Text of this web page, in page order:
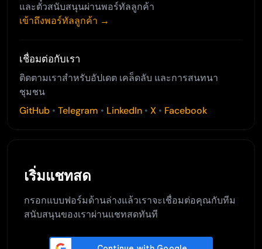
และตั๋วสนับสนุนผ่านพอร์ทัลลูกค้า
เข้าถึงพอร์ทัลลูกค้า →
เชื่อมต่อกับเรา
ติดตามเราสำหรับอัปเดต เคล็ดลับ และการสนทนา
ชุมชน
GitHub • Telegram • LinkedIn • X • Facebook
เริ่มแชทสด
กรอกแบบฟอร์มด้านล่างแล้วเราจะเชื่อมต่อคุณกับทีม
สนับสนุนของเราผ่านแชทสดทันที